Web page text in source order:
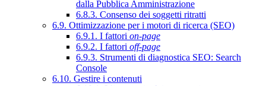
dalla Pubblica Amministrazione
6.8.3. Consenso dei soggetti ritratti
6.9. Ottimizzazione per i motori di ricerca (SEO)
6.9.1. I fattori on-page
6.9.2. I fattori off-page
6.9.3. Strumenti di diagnostica SEO: Search
Console
6.10. Gestire i contenuti